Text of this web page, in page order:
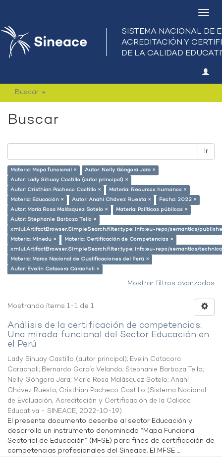
Buscar
Buscar
Ir
Materia: Mapa funcional ×
Autor: Nelly Góngora Jara ×
Autor: Lady Sihuay Castillo (autor principal) ×
Autor: Cristhian Pacheco Castillo ×
Materia: Recursos humanos ×
Materia: Educación ×
Autor: Anahí Chávez Ruesta ×
Fecha: 2022 ×
Autor: María Rosa Malásquez Sotelo ×
Materia: Políticas públicas ×
Autor: Stephanie Barboza Tello ×
xmlui.ArtifactBrowser.SimpleSearch.filter.type: info:eu-repo/semantics/
Materia: Minedu ×
Materia: Certificación de Competencias ×
xmlui.ArtifactBrowser.SimpleSearch.filter.type: info:eu-repo/semantics/
Materia: Marco Nacional de Cualificaciones del Perú ×
Autor: Evelin Catacora Caracholi ×
Mostrar filtros avanzados
Mostrando ítems 1-1 de 1
Análisis de la certificación de competencias:
Una mirada funcional del Sector Educación en
el Perú
Lady Sihuay Castillo (autor principal); Evelin Catacora
Caracholi; Bernardo García Velando; Stephanie Barboza Tello;
Nelly Góngora Jara; María Rosa Malásquez Sotelo; Anahí
Chávez Ruesta; Cristhian Pacheco Castillo (Sistema Nacional
de Evaluación, Acreditación y Certificación de la Calidad
Educativa - SINEACE, 2022-10-19)
El presente documento describe al sector Educación y
desarrolla un instrumento denominado “Mapa Funcional
Sectorial de Educación” (MFSE) para fines de certificación de
competencias profesionales del Sineace. El MFSE ...